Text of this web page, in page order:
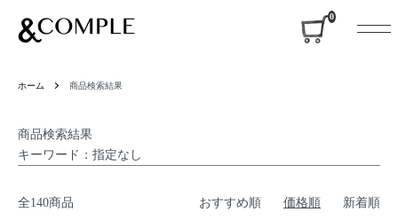
0
ホーム 商品検索結果
商品検索結果
キーワード：指定なし
全140商品 おすすめ順 価格順 新着順